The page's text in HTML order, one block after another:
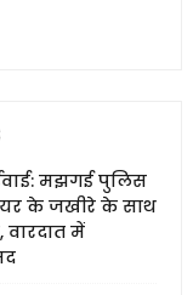
मझगई पुलिस
के जखीरे के साथ
वारदात में